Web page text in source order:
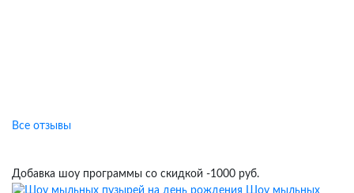
Все отзывы
Добавка шоу программы со скидкой -1000 руб.